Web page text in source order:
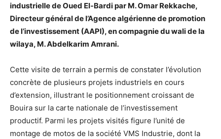
industrielle de Oued El-Bardi par M. Omar Rekkache,
Directeur général de l’Agence algérienne de promotion
de l’investissement (AAPI), en compagnie du wali de la
wilaya, M. Abdelkarim Amrani.
Cette visite de terrain a permis de constater l’évolution
concrète de plusieurs projets industriels en cours
d’extension, illustrant le positionnement croissant de
Bouira sur la carte nationale de l’investissement
productif. Parmi les projets visités figure l’unité de
montage de motos de la société VMS Industrie, dont la